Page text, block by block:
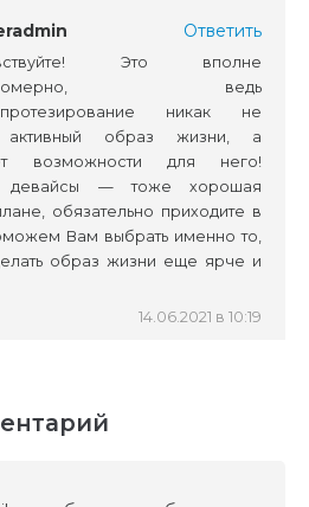
Ответить
Это вполне
ведь
никак не
активный образ жизни, а
возможности для него!
девайсы — тоже хорошая
обязательно приходите в
Вам выбрать именно то,
образ жизни еще ярче и
14.06.2021 в 10:19